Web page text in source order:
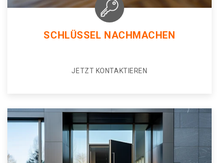
SCHLÜSSEL NACHMACHEN
JETZT KONTAKTIEREN